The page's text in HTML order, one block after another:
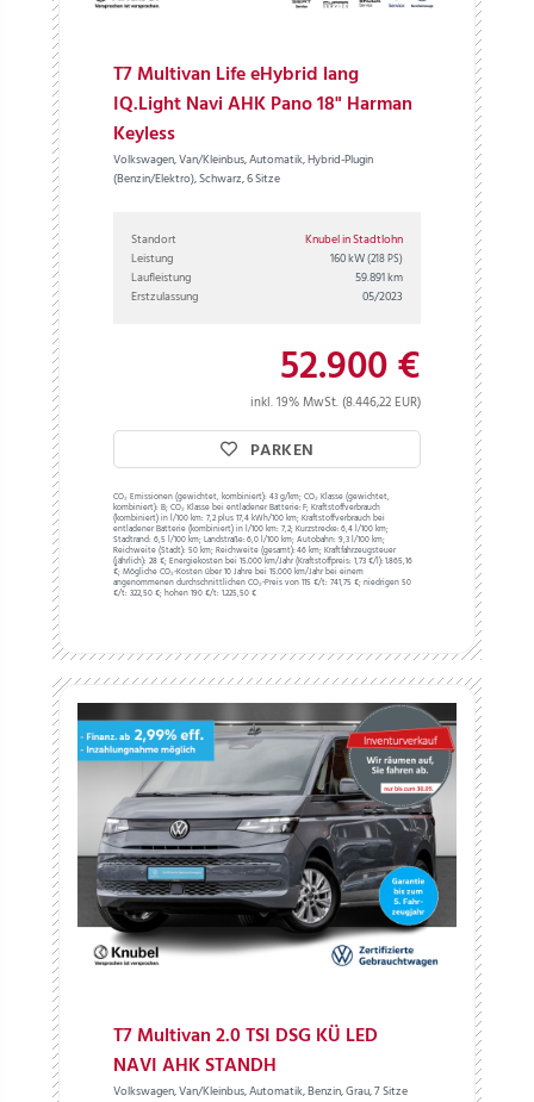
T7 Multivan Life eHybrid lang
IQ.Light Navi AHK Pano 18" Harman
Keyless
Volkswagen, Van/Kleinbus, Automatik, Hybrid-Plugin
(Benzin/Elektro), Schwarz, 6 Sitze
Standort
Knubel in Stadtlohn
Leistung
160 kW(218 PS)
Laufleistung
59.891 km
Erstzulassung
05/2023
52.900 €
inkl. 19% MwSt. (8.446,22 EUR)
PARKEN
CO₂ Emissionen (gewichtet, kombiniert): 43 g/km;CO₂ Klasse (gewichtet,
kombiniert): B;CO₂ Klasse bei entladener Batterie: F;Kraftstoffverbrauch
(kombiniert) in l/100 km: 7,2 plus 17,4 kWh/100 km;Kraftstoffverbrauch bei
entladener Batterie (kombiniert) in l/100 km: 7,2;Kurzstrecke: 6,4 l/100 km;
Stadtrand: 6,5 l/100 km;Landstraße: 6,0 l/100 km;Autobahn: 9,3 l/100 km;
Reichweite (Stadt): 50 km;Reichweite (gesamt): 46 km;Kraftfahrzeugsteuer
(jährlich): 28 €;Energiekosten bei 15.000 km/Jahr (Kraftstoffpreis: 1,73€/l): 1.865,16
€;Mögliche CO₂-Kosten über 10 Jahre bei 15.000 km/Jahr bei einem
angenommenen durchschnittlichen CO₂-Preis von 115 €/t: 741,75 €; niedrigen 50
€/t: 322,50 €; hohen 190 €/t: 1.225,50 €
T7 Multivan 2.0 TSI DSG KÜ LED
NAVI AHK STANDH
Volkswagen, Van/Kleinbus, Automatik, Benzin, Grau, 7 Sitze